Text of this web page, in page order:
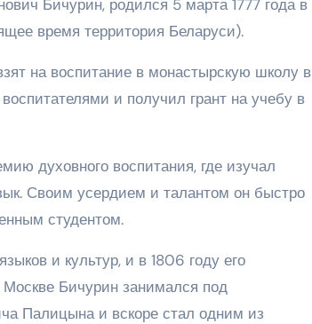
Бичурин, родился 5 марта 1777 года в
время территория Беларуси).
на воспитание в монастырскую школу в
и получил грант на учебу в
духовного воспитания, где изучал
Своим усердием и талантом он быстро
студентом.
и культур, и в 1806 году его
Бичурин занимался под
Палицына и вскоре стал одним из